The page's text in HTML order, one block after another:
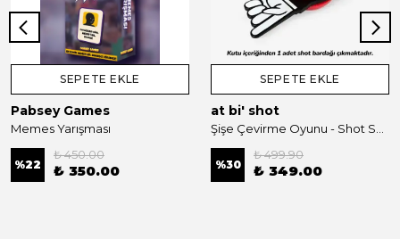
SEPETE EKLE
Pabsey Games
Memes Yarışması
%22
₺ 450.00
₺ 350.00
SEPETE EKLE
at bi' shot
%30
₺ 499.90
₺ 349.00